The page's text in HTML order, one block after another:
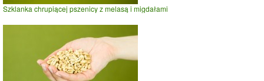
Szklanka chrupiącej pszenicy z melasą i migdałami